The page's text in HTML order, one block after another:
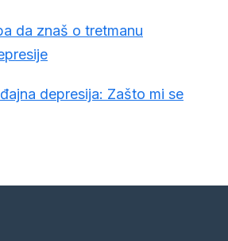
da znaš o tretmanu
depresija: Zašto mi se